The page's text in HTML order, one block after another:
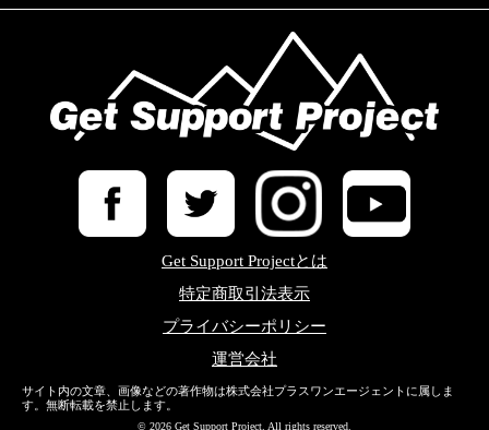
Get Support Projectとは
特定商取引法表示
プライバシーポリシー
運営会社
サイト内の文章、画像などの著作物は株式会社プラスワンエージェントに属しま
す。無断転載を禁止します。
© 2026 Get Support Project. All rights reserved.